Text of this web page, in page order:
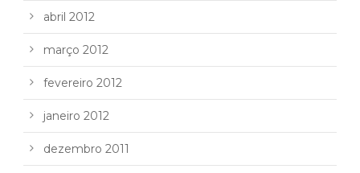
abril 2012
março 2012
fevereiro 2012
janeiro 2012
dezembro 2011